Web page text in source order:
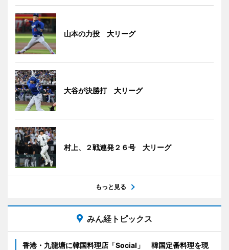
山本の力投 大リーグ
大谷が決勝打 大リーグ
村上、２戦連発２６号 大リーグ
もっと見る
みん経トピックス
香港・九龍塘に韓国料理店「Social」 韓国定番料理を現